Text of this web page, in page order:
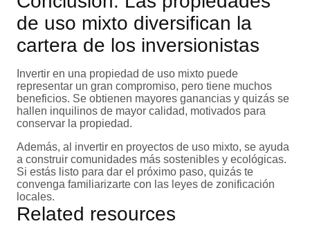
de uso mixto diversifican la
cartera de los inversionistas
Invertir en una propiedad de uso mixto puede
representar un gran compromiso, pero tiene muchos
beneficios. Se obtienen mayores ganancias y quizás se
hallen inquilinos de mayor calidad, motivados para
conservar la propiedad.
Además, al invertir en proyectos de uso mixto, se ayuda
a construir comunidades más sostenibles y ecológicas.
Si estás listo para dar el próximo paso, quizás te
convenga familiarizarte con las leyes de zonificación
locales.
Related resources